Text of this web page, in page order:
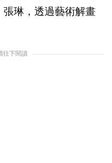
張琳，透過藝術解畫
往下閱讀